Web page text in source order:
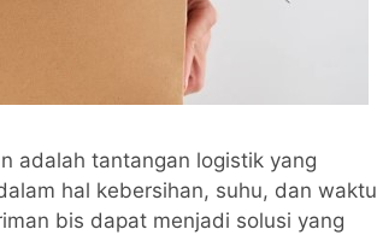
adalah tantangan logistik yang
hal kebersihan, suhu, dan waktu
bis dapat menjadi solusi yang